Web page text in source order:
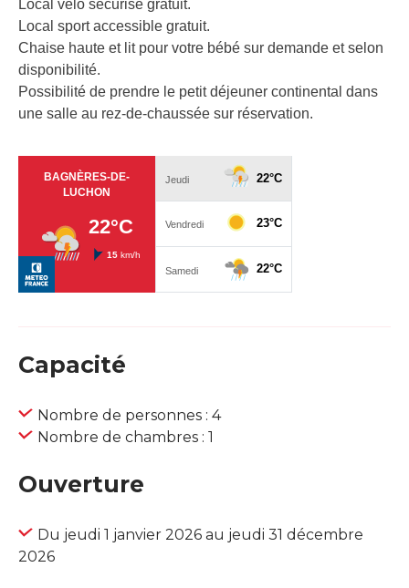
Local vélo sécurisé gratuit.
Local sport accessible gratuit.
Chaise haute et lit pour votre bébé sur demande et selon
disponibilité.
Possibilité de prendre le petit déjeuner continental dans
une salle au rez-de-chaussée sur réservation.
Capacité
Nombre de personnes : 4
Nombre de chambres : 1
Ouverture
Du jeudi 1 janvier 2026 au jeudi 31 décembre
2026